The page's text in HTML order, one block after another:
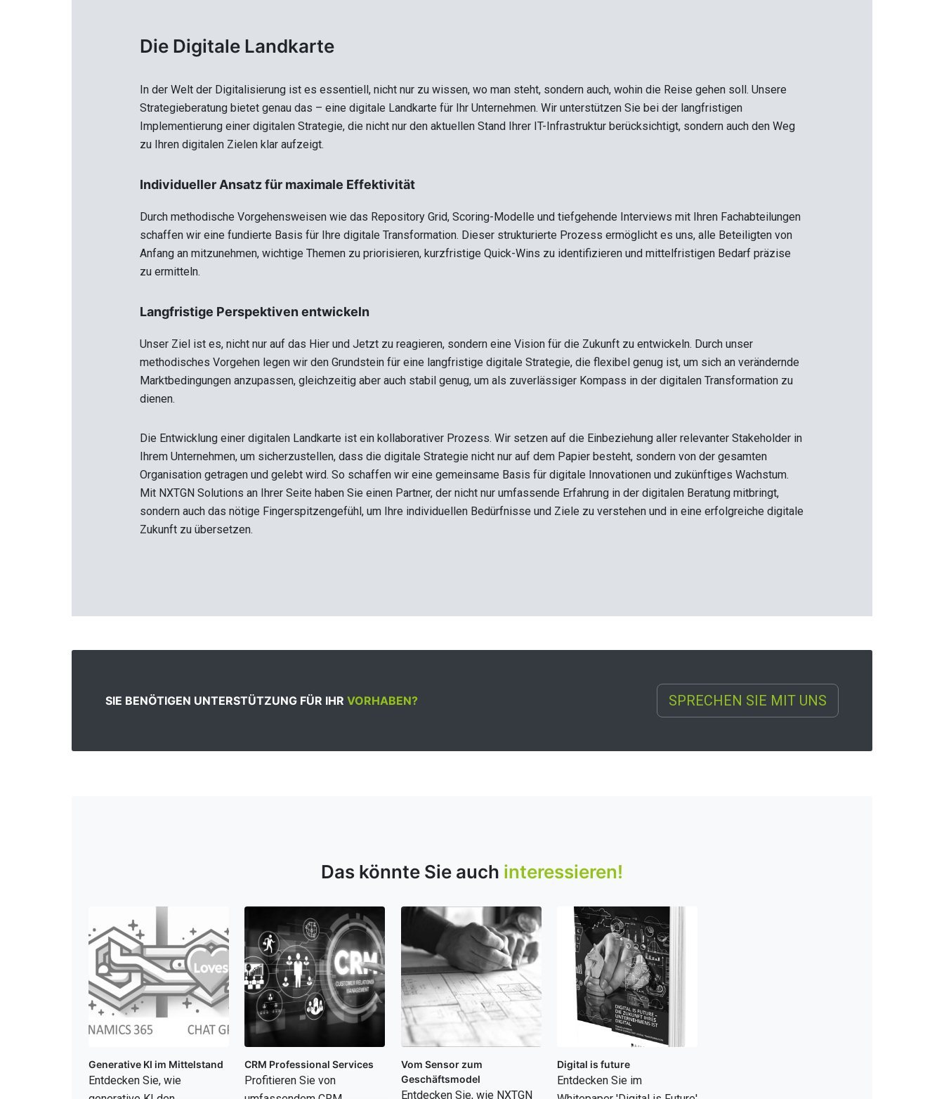
Die Digitale Landkarte
In der Welt der Digitalisierung ist es essentiell, nicht nur zu wissen, wo man steht, sondern auch, wohin die Reise gehen soll. Unsere
Strategieberatung bietet genau das – eine digitale Landkarte für Ihr Unternehmen. Wir unterstützen Sie bei der langfristigen
Implementierung einer digitalen Strategie, die nicht nur den aktuellen Stand Ihrer IT-Infrastruktur berücksichtigt, sondern auch den Weg
zu Ihren digitalen Zielen klar aufzeigt.
Individueller Ansatz für maximale Effektivität
Durch methodische Vorgehensweisen wie das Repository Grid, Scoring-Modelle und tiefgehende Interviews mit Ihren Fachabteilungen
schaffen wir eine fundierte Basis für Ihre digitale Transformation. Dieser strukturierte Prozess ermöglicht es uns, alle Beteiligten von
Anfang an mitzunehmen, wichtige Themen zu priorisieren, kurzfristige Quick-Wins zu identifizieren und mittelfristigen Bedarf präzise
zu ermitteln.
Langfristige Perspektiven entwickeln
Unser Ziel ist es, nicht nur auf das Hier und Jetzt zu reagieren, sondern eine Vision für die Zukunft zu entwickeln. Durch unser
methodisches Vorgehen legen wir den Grundstein für eine langfristige digitale Strategie, die flexibel genug ist, um sich an verändernde
Marktbedingungen anzupassen, gleichzeitig aber auch stabil genug, um als zuverlässiger Kompass in der digitalen Transformation zu
dienen.
Die Entwicklung einer digitalen Landkarte ist ein kollaborativer Prozess. Wir setzen auf die Einbeziehung aller relevanter Stakeholder in
Ihrem Unternehmen, um sicherzustellen, dass die digitale Strategie nicht nur auf dem Papier besteht, sondern von der gesamten
Organisation getragen und gelebt wird. So schaffen wir eine gemeinsame Basis für digitale Innovationen und zukünftiges Wachstum.
Mit NXTGN Solutions an Ihrer Seite haben Sie einen Partner, der nicht nur umfassende Erfahrung in der digitalen Beratung mitbringt,
sondern auch das nötige Fingerspitzengefühl, um Ihre individuellen Bedürfnisse und Ziele zu verstehen und in eine erfolgreiche digitale
Zukunft zu übersetzen.
SIE BENÖTIGEN UNTERSTÜTZUNG FÜR IHR VORHABEN? SPRECHEN SIE MIT UNS
Das könnte Sie auch interessieren!
Generative KI im Mittelstand
Entdecken Sie, wie
CRM Professional Services
Profitieren Sie von
Vom Sensor zum
Geschäftsmodel
Entdecken Sie, wie NXTGN
Digital is future
Entdecken Sie im